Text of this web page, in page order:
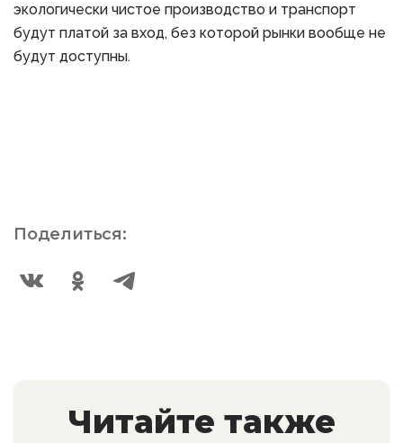
экологически чистое производство и транспорт
будут платой за вход, без которой рынки вообще не
будут доступны.
Поделиться:
Читайте также